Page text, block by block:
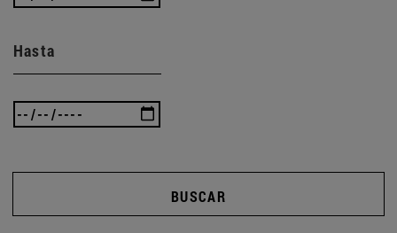
Hasta
BUSCAR